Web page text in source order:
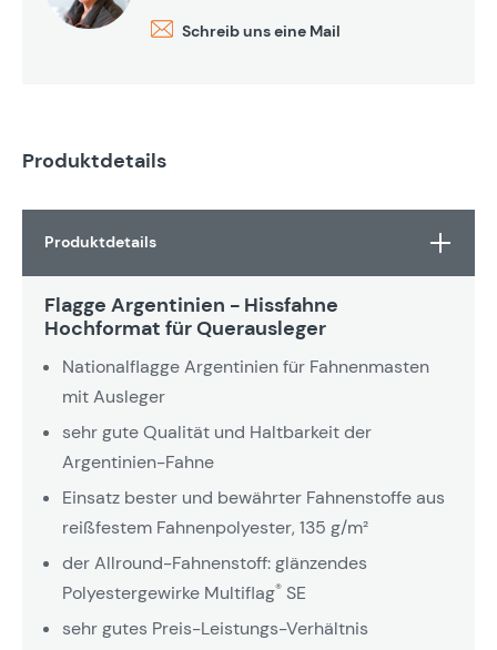
Schreib uns eine Mail
Produktdetails
Produktdetails
Flagge Argentinien - Hissfahne
Hochformat für Querausleger
Nationalflagge Argentinien für Fahnenmasten
mit Ausleger
sehr gute Qualität und Haltbarkeit der
Argentinien-Fahne
Einsatz bester und bewährter Fahnenstoffe aus
reißfestem Fahnenpolyester, 135 g/m²
der Allround-Fahnenstoff: glänzendes
Polyestergewirke Multiflag® SE
sehr gutes Preis-Leistungs-Verhältnis